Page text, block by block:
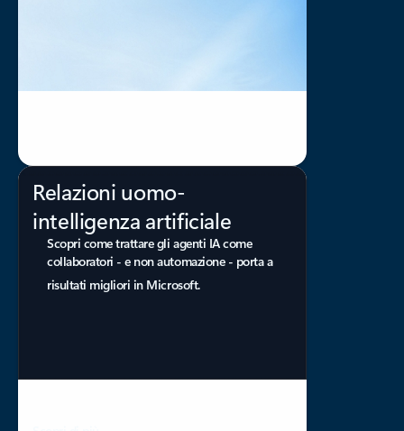
Relazioni uomo-
intelligenza artificiale
Scopri come trattare gli agenti IA come
collaboratori - e non automazione - porta a
risultati migliori in Microsoft.